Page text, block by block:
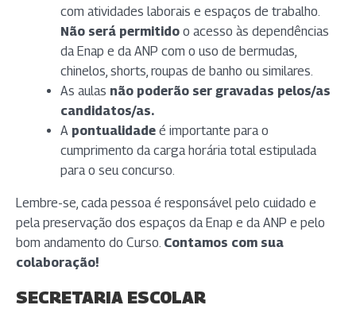
com atividades laborais e espaços de trabalho.
Não será permitido o acesso às dependências
da Enap e da ANP com o uso de bermudas,
chinelos, shorts, roupas de banho ou similares.
As aulas não poderão ser gravadas pelos/as
candidatos/as.
A pontualidade é importante para o
cumprimento da carga horária total estipulada
para o seu concurso.
Lembre-se, cada pessoa é responsável pelo cuidado e
pela preservação dos espaços da Enap e da ANP e pelo
bom andamento do Curso. Contamos com sua
colaboração!
SECRETARIA ESCOLAR